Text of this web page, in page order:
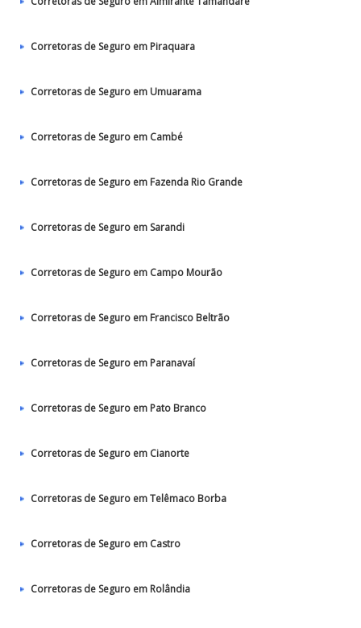
Corretoras de Seguro em Piraquara
Corretoras de Seguro em Umuarama
Corretoras de Seguro em Cambé
Corretoras de Seguro em Fazenda Rio Grande
Corretoras de Seguro em Sarandi
Corretoras de Seguro em Campo Mourão
Corretoras de Seguro em Francisco Beltrão
Corretoras de Seguro em Paranavaí
Corretoras de Seguro em Pato Branco
Corretoras de Seguro em Cianorte
Corretoras de Seguro em Telêmaco Borba
Corretoras de Seguro em Castro
Corretoras de Seguro em Rolândia